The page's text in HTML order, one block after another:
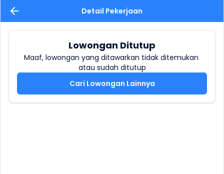
Detail Pekerjaan
Lowongan Ditutup
Maaf, lowongan yang ditawarkan tidak ditemukan
atau sudah ditutup
Cari Lowongan Lainnya